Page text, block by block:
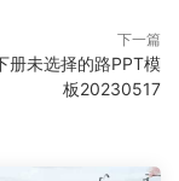
下一篇
册未选择的路PPT模
板20230517